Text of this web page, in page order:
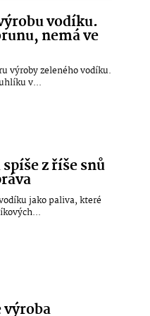
vodíku.
nemá ve
výroby zeleného vodíku.
v...
z říše snů
jako paliva, které
výroba